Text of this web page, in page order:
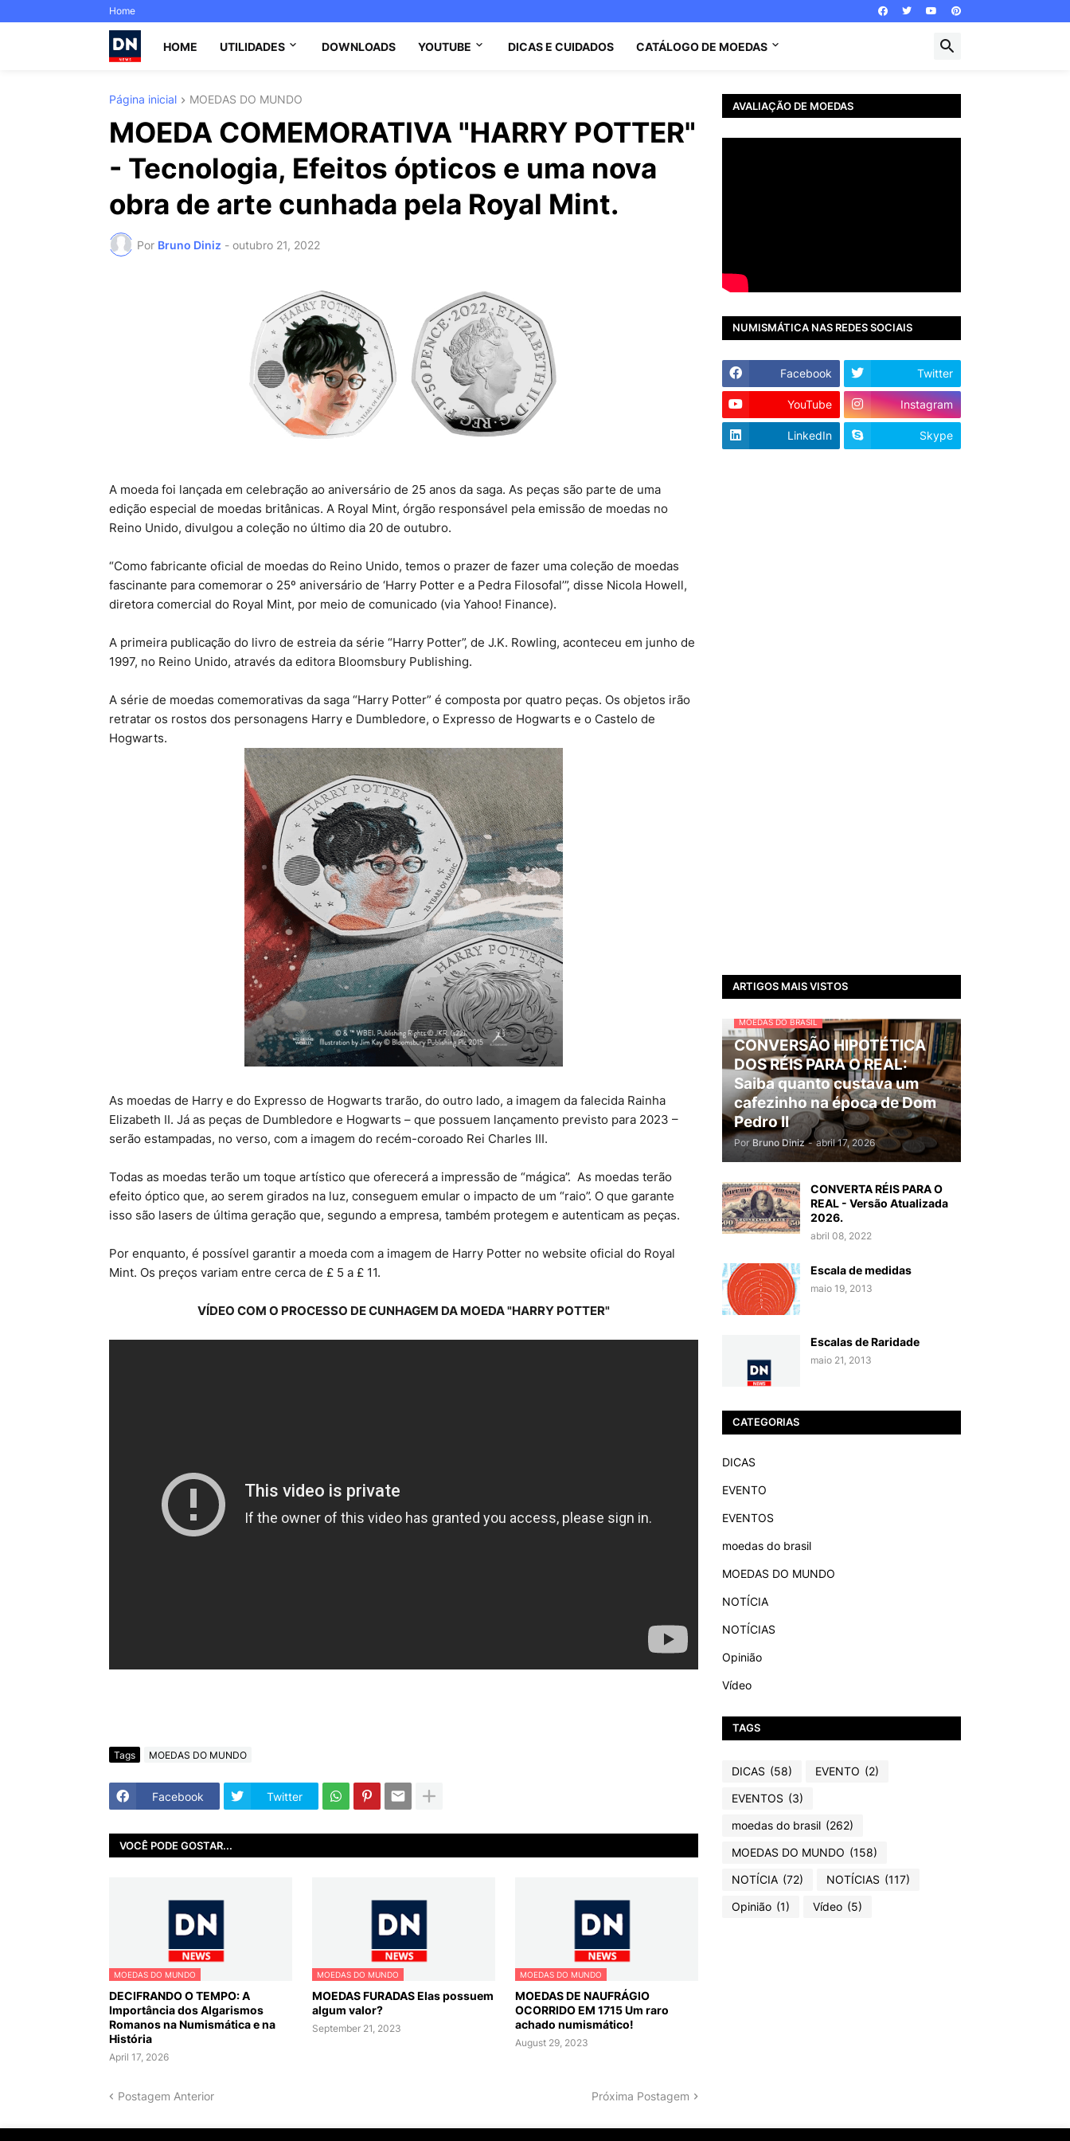
Home
HOME UTILIDADES DOWNLOADS YOUTUBE DICAS E CUIDADOS CATÁLOGO DE MOEDAS
Página inicial MOEDAS DO MUNDO
MOEDA COMEMORATIVA "HARRY POTTER"
- Tecnologia, Efeitos ópticos e uma nova
obra de arte cunhada pela Royal Mint.
Por Bruno Diniz - outubro 21, 2022
A moeda foi lançada em celebração ao aniversário de 25 anos da saga. As peças são parte de uma
edição especial de moedas britânicas. A Royal Mint, órgão responsável pela emissão de moedas no
Reino Unido, divulgou a coleção no último dia 20 de outubro.
“Como fabricante oficial de moedas do Reino Unido, temos o prazer de fazer uma coleção de moedas
fascinante para comemorar o 25º aniversário de ‘Harry Potter e a Pedra Filosofal’”, disse Nicola Howell,
diretora comercial do Royal Mint, por meio de comunicado (via Yahoo! Finance).
A primeira publicação do livro de estreia da série “Harry Potter”, de J.K. Rowling, aconteceu em junho de
1997, no Reino Unido, através da editora Bloomsbury Publishing.
A série de moedas comemorativas da saga “Harry Potter” é composta por quatro peças. Os objetos irão
retratar os rostos dos personagens Harry e Dumbledore, o Expresso de Hogwarts e o Castelo de
Hogwarts.
As moedas de Harry e do Expresso de Hogwarts trarão, do outro lado, a imagem da falecida Rainha
Elizabeth II. Já as peças de Dumbledore e Hogwarts – que possuem lançamento previsto para 2023 –
serão estampadas, no verso, com a imagem do recém-coroado Rei Charles III.
Todas as moedas terão um toque artístico que oferecerá a impressão de “mágica”. As moedas terão
efeito óptico que, ao serem girados na luz, conseguem emular o impacto de um “raio”. O que garante
isso são lasers de última geração que, segundo a empresa, também protegem e autenticam as peças.
Por enquanto, é possível garantir a moeda com a imagem de Harry Potter no website oficial do Royal
Mint. Os preços variam entre cerca de £ 5 a £ 11.
VÍDEO COM O PROCESSO DE CUNHAGEM DA MOEDA "HARRY POTTER"
Tags MOEDAS DO MUNDO
Facebook Twitter
VOCÊ PODE GOSTAR...
MOEDAS DO MUNDO
DECIFRANDO O TEMPO: A
Importância dos Algarismos
Romanos na Numismática e na
História
April 17, 2026
MOEDAS DO MUNDO
MOEDAS FURADAS Elas possuem
algum valor?
September 21, 2023
MOEDAS DO MUNDO
MOEDAS DE NAUFRÁGIO
OCORRIDO EM 1715 Um raro
achado numismático!
August 29, 2023
Postagem Anterior Próxima Postagem
AVALIAÇÃO DE MOEDAS
NUMISMÁTICA NAS REDES SOCIAIS
Facebook Twitter
YouTube Instagram
LinkedIn Skype
ARTIGOS MAIS VISTOS
MOEDAS DO BRASIL
CONVERSÃO HIPOTÉTICA
DOS RÉIS PARA O REAL:
Saiba quanto custava um
cafezinho na época de Dom
Pedro II
Por Bruno Diniz - abril 17, 2026
CONVERTA RÉIS PARA O
REAL - Versão Atualizada
2026.
abril 08, 2022
Escala de medidas
maio 19, 2013
Escalas de Raridade
maio 21, 2013
CATEGORIAS
DICAS
EVENTO
EVENTOS
moedas do brasil
MOEDAS DO MUNDO
NOTÍCIA
NOTÍCIAS
Opinião
Vídeo
TAGS
DICAS (58) EVENTO (2)
EVENTOS (3)
moedas do brasil (262)
MOEDAS DO MUNDO (158)
NOTÍCIA (72) NOTÍCIAS (117)
Opinião (1) Vídeo (5)